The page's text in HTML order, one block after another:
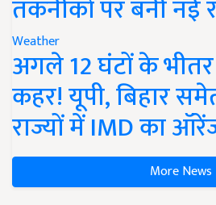
तकनीकों पर बनी नई
Weather
अगले 12 घंटों के
कहर! यूपी, बिहार
राज्यों में IMD का
More News